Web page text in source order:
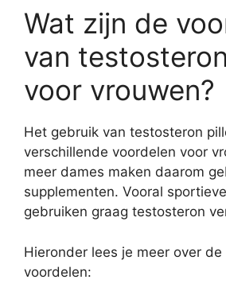
Wat zijn de
van
voor vrouwen?
Het gebruik van testosteron
verschillende voordelen voor
meer dames maken daarom
supplementen. Vooral
gebruiken graag testosteron
Hieronder lees je meer over
voordelen: